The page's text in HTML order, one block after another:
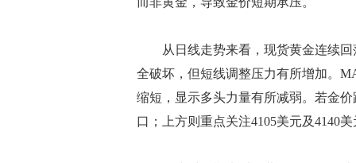
从日线走势来看，现货黄金连续回
全破坏，但短线调整压力有所增加。
缩短，显示多头力量有所减弱。若金
口；上方则重点关注4105美元及4140